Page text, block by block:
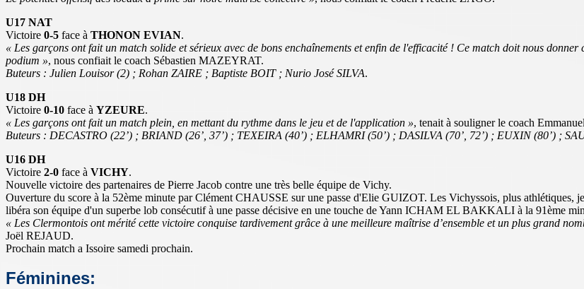
U17 NAT
Victoire 0-5 face à THONON EVIAN.
« Les garçons ont fait un match solide et sérieux avec de bons enchaînements et enfin de l'efficacité ! Ce match doit nous
podium », nous confiait le coach Sébastien MAZEYRAT.
Buteurs : Julien Louisor (2) ; Rohan ZAIRE ; Baptiste BOIT ; Nurio José SILVA.
U18 DH
Victoire 0-10 face à YZEURE.
« Les garçons ont fait un match plein, en mettant du rythme dans le jeu et de l'application », tenait à souligner le coach
Buteurs : DECASTRO (22’) ; BRIAND (26’, 37’) ; TEXEIRA (40’) ; ELHAMRI (50’) ; DASILVA (70’, 72’) ; EUXIN (80’) ;
U16 DH
Victoire 2-0 face à VICHY.
Nouvelle victoire des partenaires de Pierre Jacob contre une très belle équipe de Vichy.
Ouverture du score à la 52ème minute par Clément CHAUSSE sur une passe d'Elie GUIZOT. Les Vichyssois, plus athlétiques,
libéra son équipe d'un superbe lob consécutif à une passe décisive en une touche de Yann ICHAM EL BAKKALI à la 91ème
« Les Clermontois ont mérité cette victoire conquise tardivement grâce à une meilleure maîtrise d’ensemble et un plus grand
Joël REJAUD.
Prochain match a Issoire samedi prochain.
Féminines: